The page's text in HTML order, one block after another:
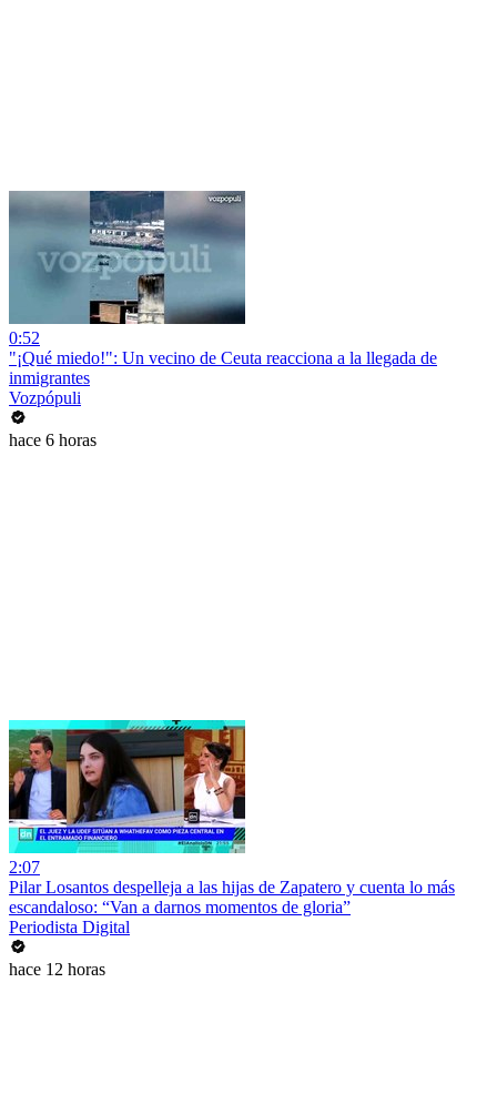
0:52
"¡Qué miedo!": Un vecino de Ceuta reacciona a la llegada de
inmigrantes
Vozpópuli
hace 6 horas
2:07
Pilar Losantos despelleja a las hijas de Zapatero y cuenta lo más
escandaloso: “Van a darnos momentos de gloria”
Periodista Digital
hace 12 horas